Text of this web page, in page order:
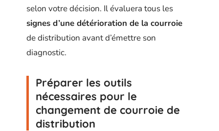
selon votre décision. Il évaluera tous les
signes d’une détérioration de la courroie
de distribution avant d’émettre son
diagnostic.
Préparer les outils
nécessaires pour le
changement de courroie de
distribution